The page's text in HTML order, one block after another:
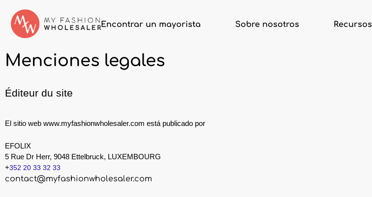
Encontrar un mayorista Sobre nosotros Recursos
Menciones legales
Éditeur du site
El sitio web www.myfashionwholesaler.com está publicado por
EFOLIX
5 Rue Dr Herr, 9048 Ettelbruck, LUXEMBOURG
+352 20 33 32 33
contact@myfashionwholesaler.com